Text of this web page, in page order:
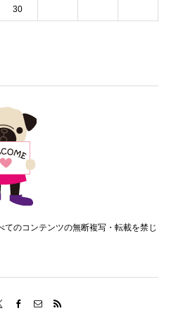
30
のコンテンツの無断複写・転載を禁じ